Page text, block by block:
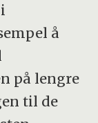
å
på lengre
til de